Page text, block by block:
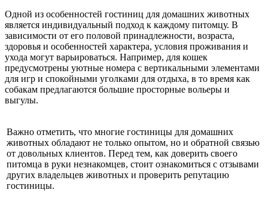
Одной из особенностей гостиниц для домашних животных
является индивидуальный подход к каждому питомцу. В
зависимости от его половой принадлежности, возраста,
здоровья и особенностей характера, условия проживания и
ухода могут варьироваться. Например, для кошек
предусмотрены уютные номера с вертикальными элементами
для игр и спокойными уголками для отдыха, в то время как
собакам предлагаются большие просторные вольеры и
выгулы.
Важно отметить, что многие гостиницы для домашних
животных обладают не только опытом, но и обратной связью
от довольных клиентов. Перед тем, как доверить своего
питомца в руки незнакомцев, стоит ознакомиться с отзывами
других владельцев животных и проверить репутацию
гостиницы.